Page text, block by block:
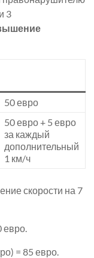
3
50 евро
50 евро + 5 евро
за каждый
дополнительный
1 км/ч
скорости на 7
евро.
= 85 евро.